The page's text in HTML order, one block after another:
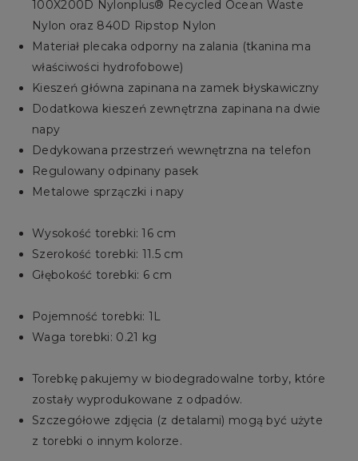
100X200D Nylonplus® Recycled Ocean Waste
Nylon oraz 840D Ripstop Nylon
Materiał plecaka odporny na zalania (tkanina ma
właściwości hydrofobowe)
Kieszeń główna zapinana na zamek błyskawiczny
Dodatkowa kieszeń zewnętrzna zapinana na dwie
napy
Dedykowana przestrzeń wewnętrzna na telefon
Regulowany odpinany pasek
Metalowe sprzączki i napy
Wysokość torebki: 16 cm
Szerokość torebki: 11.5 cm
Głębokość torebki: 6 cm
Pojemność torebki: 1L
Waga torebki: 0.21 kg
Torebkę pakujemy w biodegradowalne torby, które
zostały wyprodukowane z odpadów.
Szczegółowe zdjęcia (z detalami) mogą być użyte
z torebki o innym kolorze.